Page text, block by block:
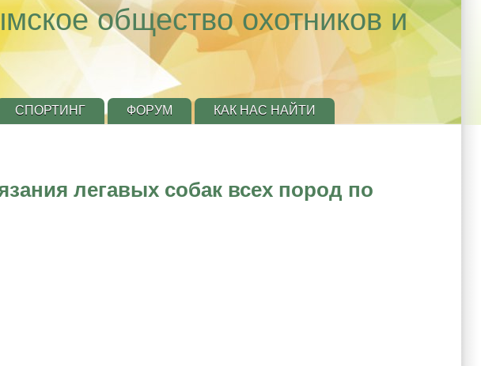
общество охотников и
СПОРТИНГ ФОРУМ КАК НАС НАЙТИ
легавых собак всех пород по